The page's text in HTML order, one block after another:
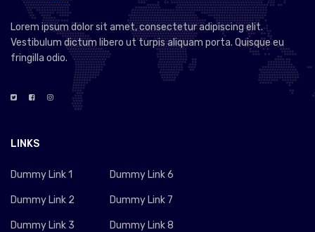
Lorem ipsum dolor sit amet, consectetur adipiscing elit.
Vestibulum dictum libero ut turpis aliquam porta. Quisque eu
fringilla odio.
LINKS
Dummy Link 1
Dummy Link 2
Dummy Link 3
Dummy Link 6
Dummy Link 7
Dummy Link 8